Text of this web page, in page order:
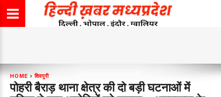
HOME ›शिवपुरी
पोहरी बैराड़ थाना क्षेत्र की दो बड़ी घटनाओं में